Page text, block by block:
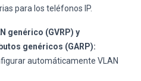
para los teléfonos IP.
genérico (GVRP) y
genéricos (GARP):
automáticamente VLAN